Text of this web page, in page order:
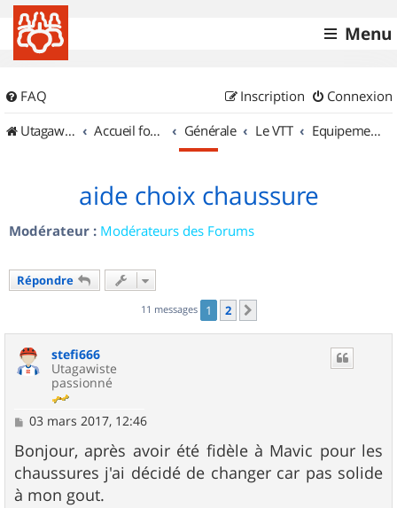
Menu
FAQ Connexion
Inscription
UtagawaVTT (Randos VTT et VTTAE avec traces GPS)
Accueil forum Générale Le VTT Equipements et Accessoires
aide choix chaussure
Modérateur : Modérateurs des Forums
Répondre
11 messages 1 2
stefi666
Utagawiste
passionné
M
s
s
a
g
03 mars 2017, 12:46
Bonjour, après avoir été fidèle à Mavic pour les
chaussures j'ai décidé de changer car pas solide
à mon gout.